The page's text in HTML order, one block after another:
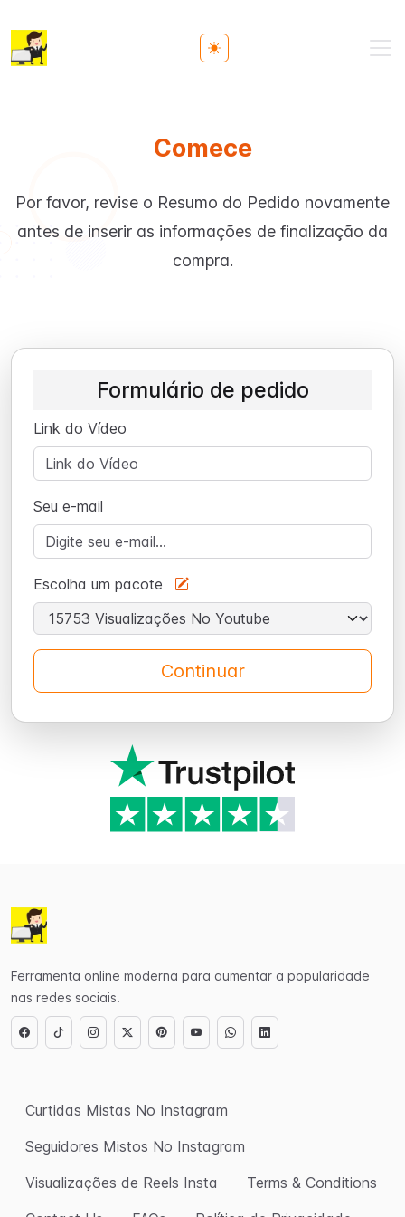
Toggle theme
Comece
Por favor, revise o Resumo do Pedido novamente
antes de inserir as informações de finalização da
compra.
Formulário de pedido
Link do Vídeo
Seu e-mail
Escolha um pacote
Continuar
Ferramenta online moderna para aumentar a popularidade
nas redes sociais.
Curtidas Mistas No Instagram
Seguidores Mistos No Instagram
Visualizações de Reels Insta
Terms & Conditions